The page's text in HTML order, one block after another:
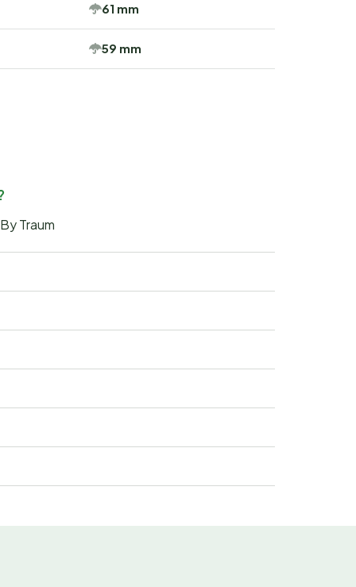
61 mm
59 mm
Traum